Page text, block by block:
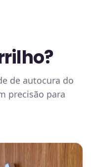
de autocura do
precisão para